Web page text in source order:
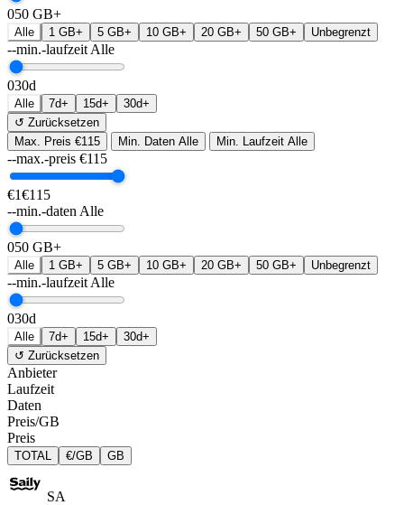
050 GB+
Alle 1 GB+ 5 GB+ 10 GB+ 20 GB+ 50 GB+ Unbegrenzt
--min.-laufzeit Alle
030d
Alle 7d+ 15d+
30d+
↺ Zurücksetzen
Max. Preis €115 Min. Daten Alle Min. Laufzeit Alle
--max.-preis €115
€1€115
--min.-daten Alle
050 GB+
Alle 1 GB+ 5 GB+ 10 GB+ 20 GB+ 50 GB+ Unbegrenzt
--min.-laufzeit Alle
030d
Alle 7d+ 15d+
30d+
↺ Zurücksetzen
Anbieter
Laufzeit
Daten
Preis/GB
Preis
TOTAL €/GB GB
SA